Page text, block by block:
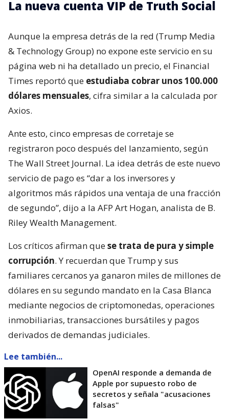
La nueva cuenta VIP de Truth Social
Aunque la empresa detrás de la red (Trump Media
& Technology Group) no expone este servicio en su
página web ni ha detallado un precio, el Financial
Times reportó que estudiaba cobrar unos 100.000
dólares mensuales, cifra similar a la calculada por
Axios.
Ante esto, cinco empresas de corretaje se
registraron poco después del lanzamiento, según
The Wall Street Journal. La idea detrás de este nuevo
servicio de pago es “dar a los inversores y
algoritmos más rápidos una ventaja de una fracción
de segundo”, dijo a la AFP Art Hogan, analista de B.
Riley Wealth Management.
Los críticos afirman quese trata de pura y simple
corrupción. Y recuerdan que Trump y sus
familiares cercanos ya ganaron miles de millones de
dólares en su segundo mandato en la Casa Blanca
mediante negocios de criptomonedas, operaciones
inmobiliarias, transacciones bursátiles y pagos
derivados de demandas judiciales.
Lee también...
OpenAI responde a demanda de
Apple por supuesto robo de
secretos y señala "acusaciones
falsas"